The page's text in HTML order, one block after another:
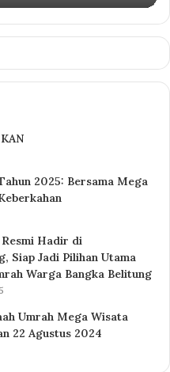
2025: Bersama Mega
Hadir di
Siap Jadi Pilihan Utama
Warga Bangka Belitung
Umrah Mega Wisata
22 Agustus 2024